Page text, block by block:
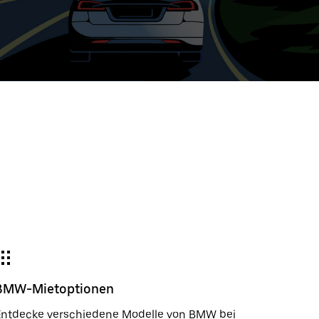
Mietoptionen
verschiedene Modelle von BMW bei